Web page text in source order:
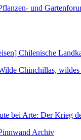
und
Chilenische
Chinchillas,
bei Arte: Der Krieg
Archiv